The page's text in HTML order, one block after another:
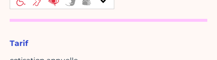
Tarif